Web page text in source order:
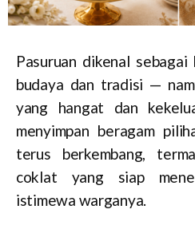
Pasuruan dikenal
budaya dan tradisi —
yang hangat dan
menyimpan beragam
terus berkembang,
coklat yang siap
istimewa warganya.